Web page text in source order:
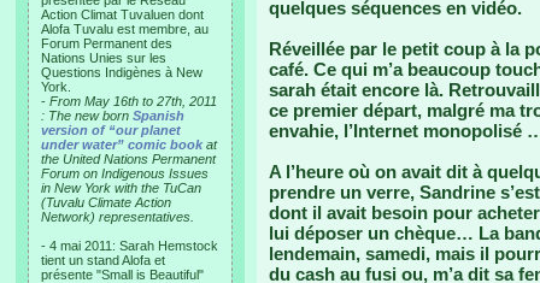
Action Climat Tuvaluen dont
Alofa Tuvalu est membre, au
Forum Permanent des
Nations Unies sur les
Questions Indigènes à New
York.
- From May 16th to 27th, 2011
: The new born Spanish
version of “our planet
under water” comic book at
the United Nations Permanent
Forum on Indigenous Issues
in New York with the TuCan
(Tuvalu Climate Action
Network) representatives.
- 4 mai 2011: Sarah Hemstock
tient un stand Alofa et
présente "Small is Beautiful"
quelques séquences en vidéo.
Réveillée par le petit coup à la
café. Ce qui m’a beaucoup
sarah était encore là.
ce premier départ, malgré ma
envahie, l’Internet monopolisé
A l’heure où on avait dit à
prendre un verre, Sandrine
dont il avait besoin pour
lui déposer un chèque… La
lendemain, samedi, mais il
du cash au fusi ou, m’a dit sa